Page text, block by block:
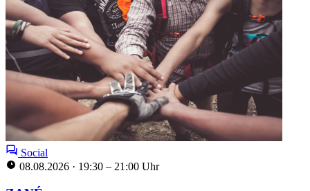
Social
08.08.2026 · 19:30 – 21:00 Uhr